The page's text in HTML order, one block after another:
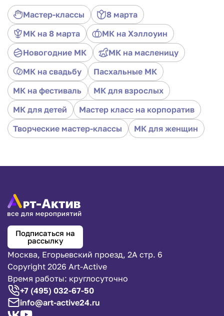
бизнес в области декоративно-прикладного
искусства. Вы научитесь создавать уникальные
предметы и станете востребованным мастером.
Также роспись керамики — замечательный способ
отдохнуть и снизить уровень стресса. Вы сможете
наслаждаться процессом творчества и радоваться
каждому созданному изделию, будь то кружка,
тарелка или чайная пара.
Мастер-классы
8 марта
МК на 8 марта
МК на Хэллоуин
Новогодние МК
МК на масленицу
МК на свадьбу
Пасхальные МК
МК на фестиваль
МК для взрослых
МК для детей
Мастер класс на корпоратив
Творческие мастер-классы
МК для женщин
Подписаться на
рассылку
Москва, Егорьевский проезд, 2А стр. 6
Copyright 2026 Art-Active
Время работы: круглосуточно
+7 (495) 032-67-50
info@art-active24.ru